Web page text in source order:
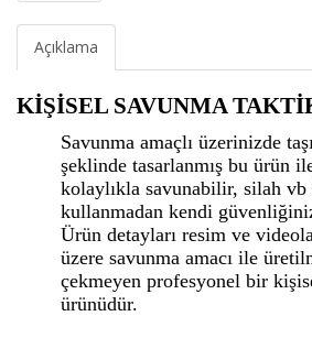
Açıklama
KİŞİSEL SAVUNMA
Savunma amaçlı üzerinizde
şeklinde tasarlanmış bu ürün
kolaylıkla savunabilir, silah
kullanmadan kendi
Ürün detayları resim ve
üzere savunma amacı ile
çekmeyen profesyonel bir
ürünüdür.